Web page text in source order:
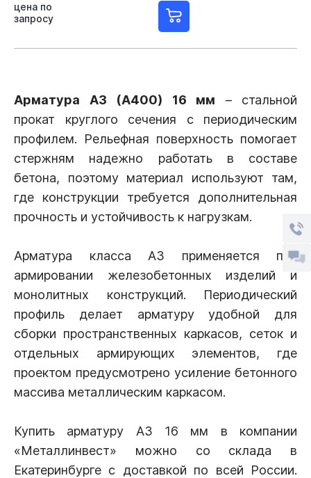
цена по
запросу
Арматура А3 (А400) 16 мм – стальной
прокат круглого сечения с периодическим
профилем. Рельефная поверхность помогает
стержням надежно работать в составе
бетона, поэтому материал используют там,
где конструкции требуется дополнительная
прочность и устойчивость к нагрузкам.
Арматура класса А3 применяется при
армировании железобетонных изделий и
монолитных конструкций. Периодический
профиль делает арматуру удобной для
сборки пространственных каркасов, сеток и
отдельных армирующих элементов, где
проектом предусмотрено усиление бетонного
массива металлическим каркасом.
Купить арматуру А3 16 мм в компании
«Металлинвест» можно со склада в
Екатеринбурге с доставкой по всей России.